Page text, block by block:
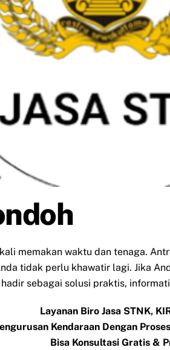
memakan waktu dan tenaga.
tidak perlu khawatir lagi. Jika
sebagai solusi praktis,
Layanan Biro Jasa STNK,
Kendaraan Dengan
Bisa Konsultasi Gratis &